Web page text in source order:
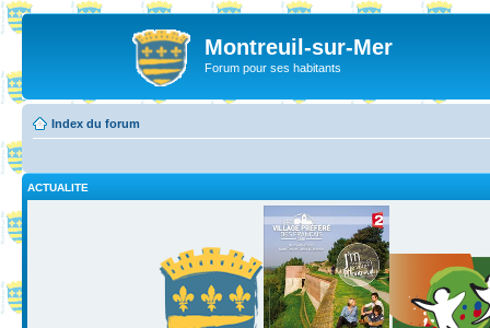
Montreuil-sur-Mer
Forum pour ses habitants
Index du forum
ACTUALITE